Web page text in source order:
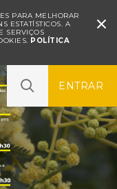
PARA MELHORAR
ESTATÍSTICOS. A
SERVIÇOS
POLÍTICA

ENTRAR